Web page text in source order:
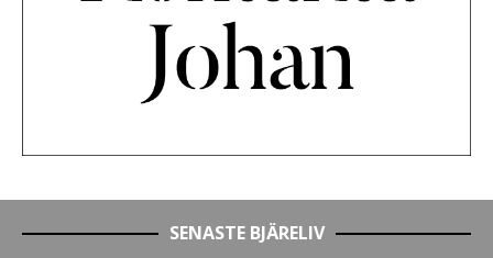
SENASTE BJÄRELIV